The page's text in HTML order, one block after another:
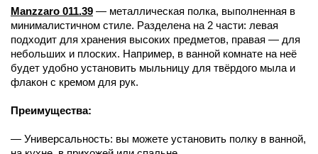
Manzzaro 011.39 — металлическая полка, выполненная в
минималистичном стиле. Разделена на 2 части: левая
подходит для хранения высоких предметов, правая — для
небольших и плоских. Например, в ванной комнате на неё
будет удобно установить мыльницу для твёрдого мыла и
флакон с кремом для рук.
Преимущества:
— Универсальность: вы можете установить полку в ванной,